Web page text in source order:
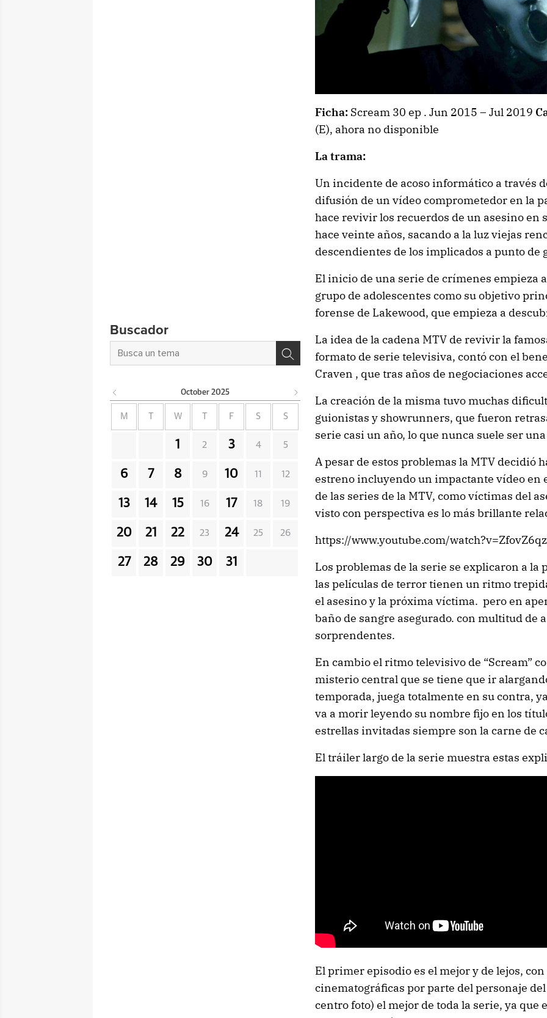
Ficha:Scream 30 ep . Jun 2015 – Jul 2019
(E), ahora no disponible
La trama:
Un incidente de acoso informático a través
difusión de un vídeo comprometedor en la
hace revivir los recuerdos de un asesino en
hace veinte años, sacando a la luz viejas
descendientes de los implicados a punto
El inicio de una serie de crímenes empieza
grupo de adolescentes como su objetivo
forense de Lakewood, que empieza a
La idea de la cadena MTV de revivir la
formato de serie televisiva, contó con el
Craven , que tras años de negociaciones
La creación de la misma tuvo muchas
guionistas y showrunners, que fueron
serie casi un año, lo que nunca suele ser
A pesar de estos problemas la MTV decidió
estreno incluyendo un impactante vídeo en
de las series de la MTV, como víctimas del
visto con perspectiva es lo más brillante
https://www.youtube.com/
Los problemas de la serie se explicaron a la
las películas de terror tienen un ritmo
el asesino y la próxima víctima. pero en
baño de sangre asegurado. con multitud de
sorprendentes.
En cambio el ritmo televisivo de “Scream”
misterio central que se tiene que ir
temporada, juega totalmente en su contra,
va a morir leyendo su nombre fijo en los
estrellas invitadas siempre son la carne de
El tráiler largo de la serie muestra estas
El primer episodio es el mejor y de lejos,
cinematográficas por parte del personaje
centro foto) el mejor de toda la serie, ya que
Buscador
October 2025
M W F S S
1 2 3 4 5
6 7 8 9 10 11 12
13 14 15 16 17 18 19
20 21 22 23 24 25 26
27 28 29 30 31